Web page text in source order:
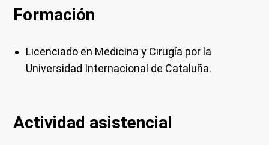
Formación
Licenciado en Medicina y Cirugía por la
Universidad Internacional de Cataluña.
Actividad asistencial